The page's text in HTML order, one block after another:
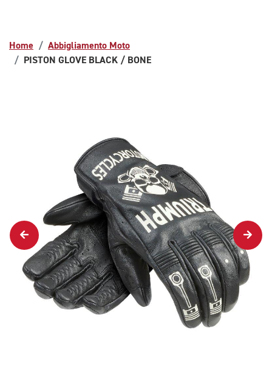
Home
Abbigliamento Moto
PISTON GLOVE BLACK / BONE